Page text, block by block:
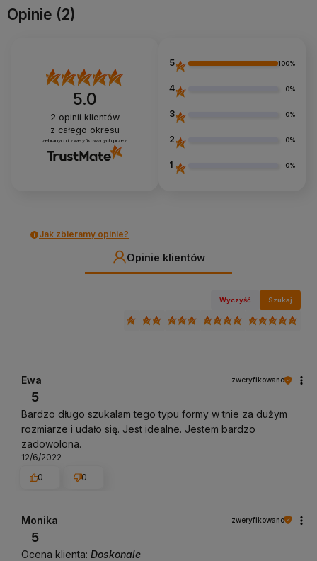
Opinie (2)
5.0
2 opinii klientów
z całego okresu
zebranych i zweryfikowanych przez
5 100%
4 0%
3 0%
2 0%
1 0%
Jak zbieramy opinie?
Opinie klientów
Wyczyść Szukaj
Ewa zweryfikowano
5
Bardzo długo szukalam tego typu formy w tnie za dużym
rozmiarze i udało się. Jest idealne. Jestem bardzo
zadowolona.
12/6/2022
0
0
Monika zweryfikowano
5
Ocena klienta: Doskonale